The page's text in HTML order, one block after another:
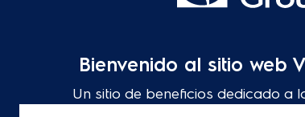
Bienvenido al sitio web
Un sitio de beneficios dedicado a